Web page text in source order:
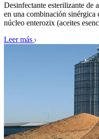
Desinfectante esterilizante de
en una combinación
núcleo enterozix (aceites
Leer más